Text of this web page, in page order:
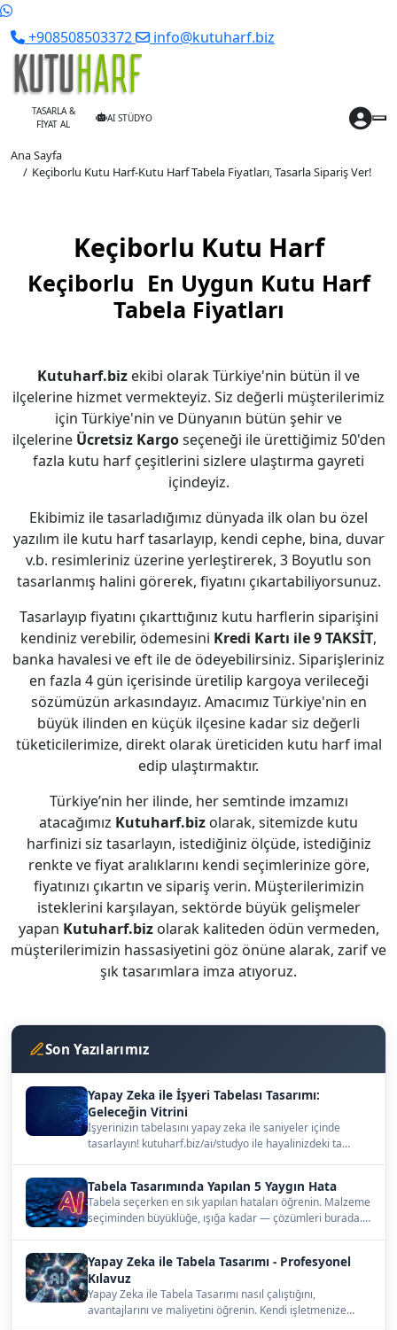
+908508503372 info@kutuharf.biz
TASARLA &
FİYAT AL
AI STÜDYO
Ana Sayfa
Keçiborlu Kutu Harf-Kutu Harf Tabela Fiyatları, Tasarla Sipariş Ver!
Keçiborlu Kutu Harf
Keçiborlu En Uygun Kutu Harf
Tabela Fiyatları
Kutuharf.biz ekibi olarak Türkiye'nin bütün il ve
ilçelerine hizmet vermekteyiz. Siz değerli müşterilerimiz
için Türkiye'nin ve Dünyanın bütün şehir ve
ilçelerine Ücretsiz Kargoseçeneği ile ürettiğimiz 50'den
fazla kutu harf çeşitlerini sizlere ulaştırma gayreti
içindeyiz.
Ekibimiz ile tasarladığımız dünyada ilk olan bu özel
yazılım ile kutu harf tasarlayıp, kendi cephe, bina, duvar
v.b. resimleriniz üzerine yerleştirerek, 3 Boyutlu son
tasarlanmış halini görerek, fiyatını çıkartabiliyorsunuz.
Tasarlayıp fiyatını çıkarttığınız kutu harflerin siparişini
kendiniz verebilir, ödemesini Kredi Kartı ile 9 TAKSİT,
banka havalesi ve eft ile de ödeyebilirsiniz. Siparişleriniz
en fazla 4 gün içerisinde üretilip kargoya verileceği
sözümüzün arkasındayız. Amacımız Türkiye'nin en
büyük ilinden en küçük ilçesine kadar siz değerli
tüketicilerimize, direkt olarak üreticiden kutu harf imal
edip ulaştırmaktır.
Türkiye’nin her ilinde, her semtinde imzamızı
atacağımız Kutuharf.biz olarak, sitemizde kutu
harfinizi siz tasarlayın, istediğiniz ölçüde, istediğiniz
renkte ve fiyat aralıklarını kendi seçimlerinize göre,
fiyatınızı çıkartın ve sipariş verin. Müşterilerimizin
isteklerini karşılayan, sektörde büyük gelişmeler
yapan Kutuharf.biz olarak kaliteden ödün vermeden,
müşterilerimizin hassasiyetini göz önüne alarak, zarif ve
şık tasarımlara imza atıyoruz.
Son Yazılarımız
Yapay Zeka ile İşyeri Tabelası Tasarımı:
Geleceğin Vitrini
İşyerinizin tabelasını yapay zeka ile saniyeler içinde
tasarlayın! kutuharf.biz/ai/studyo ile hayalinizdeki ta…
Tabela Tasarımında Yapılan 5 Yaygın Hata
Tabela seçerken en sık yapılan hataları öğrenin. Malzeme
seçiminden büyüklüğe, ışığa kadar — çözümleri burada.…
Yapay Zeka ile Tabela Tasarımı - Profesyonel
Kılavuz
Yapay Zeka ile Tabela Tasarımı nasıl çalıştığını,
avantajlarını ve maliyetini öğrenin. Kendi işletmenize